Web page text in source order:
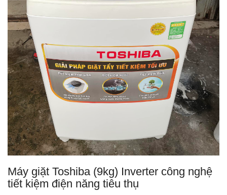
Máy giặt Toshiba (9kg) Inverter công nghệ
tiết kiệm điện năng tiêu thụ